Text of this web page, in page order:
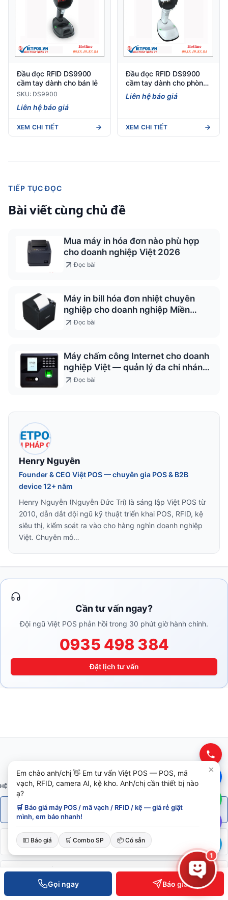
Gọi ngay Báo giá
Đầu đọc RFID DS9900
cầm tay dành cho bán lẻ
SKU: DS9900
Liên hệ báo giá
XEM CHI TIẾT
Đầu đọc RFID DS9900
cầm tay dành cho phòng
thí nghiệm
Liên hệ báo giá
XEM CHI TIẾT
TIẾP TỤC ĐỌC
Bài viết cùng chủ đề
Mua máy in hóa đơn nào phù hợp
cho doanh nghiệp Việt 2026
Đọc bài
Máy in bill hóa đơn nhiệt chuyên
nghiệp cho doanh nghiệp Miền
Trung
Đọc bài
Máy chấm công Internet cho doanh
nghiệp Việt — quản lý đa chi nhánh
2026
Đọc bài
Henry Nguyễn
Founder & CEO Việt POS — chuyên gia POS & B2B
device 12+ năm
Henry Nguyễn (Nguyễn Đức Trí) là sáng lập Việt POS từ
2010, dẫn dắt đội ngũ kỹ thuật triển khai POS, RFID, kệ
siêu thị, kiểm soát ra vào cho hàng nghìn doanh nghiệp
Việt. Chuyên mô…
Cần tư vấn ngay?
Đội ngũ Việt POS phản hồi trong 30 phút giờ hành chính.
0935 498 384
Đặt lịch tư vấn
HỆ SINH THÁI VIETPOS
.vn
Phần cứng
Máy POS · RFID · Kệ kho
.com
Phần mềm POS
POS · Kho · Kế toán · Loyalty
.ai
AI Enterprise
ERP · Vision AI · Bot Telegram
1
Em chào anh/chị 👋 Em tư vấn Việt POS — POS, mã
vạch, RFID, camera AI, kệ kho. Anh/chị cần thiết bị nào
ạ?
🛒 Báo giá máy POS / mã vạch / RFID / kệ — giá rẻ giật
mình, em báo nhanh!
💵 Báo giá 🛒 Combo SP 📦 Có sẵn